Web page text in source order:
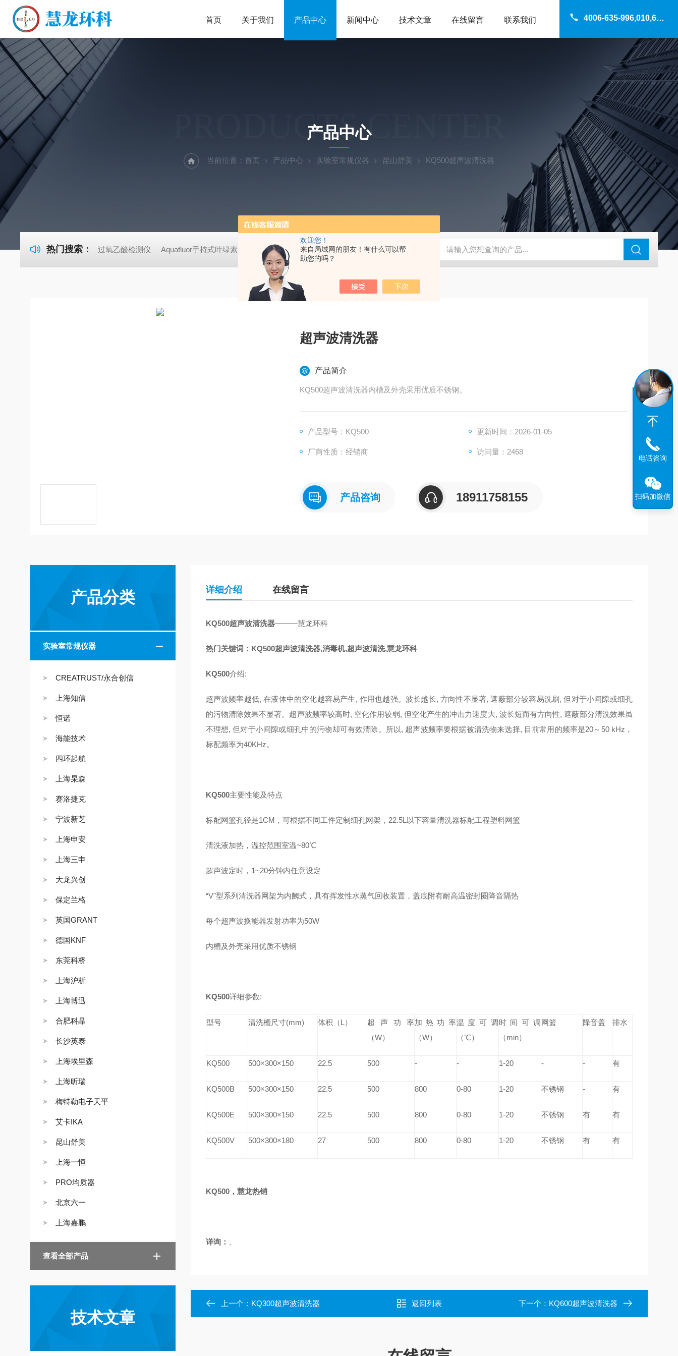
欢迎您！
来自局域网的朋友！有什么可以帮
助您的吗？
4006-635-996,010,69200960
首页 关于我们 产品中心 新闻中心 技术文章 在线留言 联系我们
PRODUCTS CENTER
产品中心
当前位置： 首页 产品中心 实验室常规仪器 昆山舒美 KQ500超声波清洗器
热门搜索： 过氧乙酸检测仪 Aquafluor手持式叶绿素荧光仪 HLT-001土壤检测仪器土壤采样套装 德国MN 91346过氧乙酸检测仪 CT2001A微电流扣电测试 PL-G07日本富士智
超声波清洗器
产品简介
KQ500超声波清洗器内槽及外壳采用优质不锈钢。
产品型号：KQ500 更新时间：2026-01-05
厂商性质：经销商 访问量：2468
产品咨询 18911758155
产品分类
实验室常规仪器
CREATRUST/永合创信
上海知信
恒诺
海能技术
四环起航
上海杲森
赛洛捷克
宁波新芝
上海申安
上海三申
大龙兴创
保定兰格
英国GRANT
德国KNF
东莞科桥
上海沪析
上海博迅
合肥科晶
长沙英泰
上海埃里森
上海昕瑞
梅特勒电子天平
艾卡IKA
昆山舒美
上海一恒
PRO均质器
北京六一
上海嘉鹏
查看全部产品
技术文章
详细介绍 在线留言
KQ500超声波清洗器———慧龙环科
热门关键词：KQ500超声波清洗器,消毒机,超声波清洗,慧龙环科
KQ500介绍:
超声波频率越低, 在液体中的空化越容易产生, 作用也越强。波长越长, 方向性不显著, 遮蔽部分较容易洗刷, 但对于小间隙或细孔
的污物清除效果不显著。超声波频率较高时, 空化作用较弱, 但空化产生的冲击力速度大, 波长短而有方向性, 遮蔽部分清洗效果虽
不理想, 但对于小间隙或细孔中的污物却可有效清除。所以, 超声波频率要根据被清洗物来选择, 目前常用的频率是20～50 kHz，
标配频率为40KHz。
KQ500主要性能及特点
标配网篮孔径是1CM，可根据不同工件定制细孔网架，22.5L以下容量清洗器标配工程塑料网篮
清洗液加热，温控范围室温~80℃
超声波定时，1~20分钟内任意设定
“V"型系列清洗器网架为内阙式，具有挥发性水蒸气回收装置，盖底附有耐高温密封圈降音隔热
每个超声波换能器发射功率为50W
内槽及外壳采用优质不锈钢
KQ500详细参数:
型号 清洗槽尺寸(mm) 体积（L）
超声功率
（W）
加热功率
（W）
温度可调
（℃）
时间可调
（min）
网篮 降音盖 排水
KQ500 500×300×150 22.5 500 - - 1-20 - - 有
KQ500B 500×300×150 22.5 500 800 0-80 1-20 不锈钢 - 有
KQ500E 500×300×150 22.5 500 800 0-80 1-20 不锈钢 有 有
KQ500V 500×300×180 27 500 800 0-80 1-20 不锈钢 有 有
KQ500，慧龙热销
详询：
上一个： KQ300超声波清洗器 返回列表 下一个： KQ600超声波清洗器
电话咨询
扫码加微信